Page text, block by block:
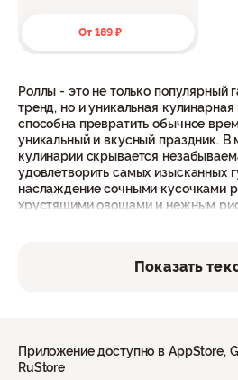
От 189 ₽
Роллы - это не только популярный
тренд, но и уникальная кулинарная
способна превратить обычное
уникальный и вкусный праздник. В
кулинарии скрывается
удовлетворить самых изысканных
наслаждение сочными кусочками
хрустящими овощами и нежным
ресторана Фарфор в Кинешме,
идеальным вкусом каждого
вам не придется выходить из дома
Показать
Приложение доступно в AppStore,
RuStore